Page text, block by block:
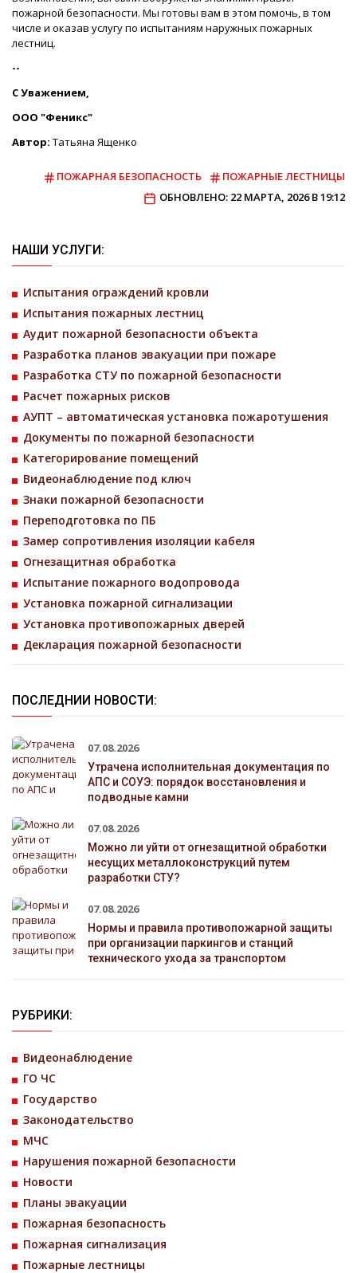
пожарной безопасности. Мы готовы вам в этом помочь, в том
числе и оказав услугу по испытаниям наружных пожарных
лестниц.
--
C Уважением,
ООО "Феникс"
Автор: Татьяна Ященко
ПОЖАРНАЯ БЕЗОПАСНОСТЬ
ПОЖАРНЫЕ ЛЕСТНИЦЫ
ОБНОВЛЕНО: 22 МАРТА, 2026 В 19:12
НАШИ УСЛУГИ:
Испытания ограждений кровли
Испытания пожарных лестниц
Аудит пожарной безопасности объекта
Разработка планов эвакуации при пожаре
Разработка СТУ по пожарной безопасности
Расчет пожарных рисков
АУПТ – автоматическая установка пожаротушения
Документы по пожарной безопасности​
Категорирование помещений
Видеонаблюдение под ключ
Знаки пожарной безопасности
Переподготовка по ПБ
Замер сопротивления изоляции кабеля
Огнезащитная обработка
Испытание пожарного водопровода
Установка пожарной сигнализации
Установка противопожарных дверей
Декларация пожарной безопасности
ПОСЛЕДНИИ НОВОСТИ:
07.08.2026
Утрачена исполнительная документация по
АПС и СОУЭ: порядок восстановления и
подводные камни
07.08.2026
Можно ли уйти от огнезащитной обработки
несущих металлоконструкций путем
разработки СТУ?
07.08.2026
Нормы и правила противопожарной защиты
при организации паркингов и станций
технического ухода за транспортом
РУБРИКИ:
Видеонаблюдение
ГО ЧС
Государство
Законодательство
МЧС
Нарушения пожарной безопасности
Новости
Планы эвакуации
Пожарная безопасность
Пожарная сигнализация
Пожарные лестницы